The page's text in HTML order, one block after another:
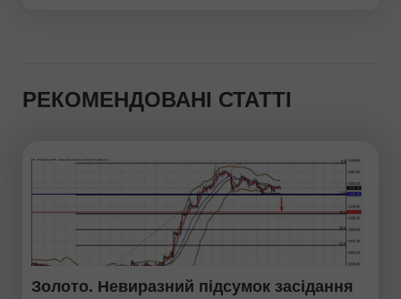
РЕКОМЕНДОВАНІ СТАТТІ
Золото. Невиразний підсумок засідання